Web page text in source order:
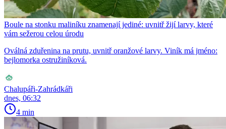
Boule na stonku maliníku znamenají jediné: uvnitř žijí larvy, které
vám sežerou celou úrodu
Oválná zduřenina na prutu, uvnitř oranžové larvy. Viník má jméno:
bejlomorka ostružiníková.
Chalupáři-Zahrádkáři
dnes, 06:32
4 min